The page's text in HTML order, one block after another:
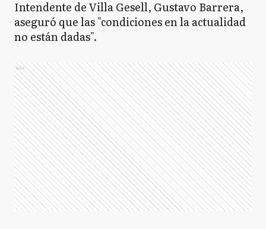
Intendente de Villa Gesell, Gustavo Barrera,
aseguró que las "condiciones en la actualidad
no están dadas".
Ads